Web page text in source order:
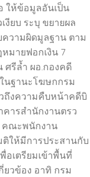
ให้ข้อมูลอันเป็น
งียบ ระบุ ขยายผล
วามผิดมูลฐาน ตาม
มายฟอกเงิน 7
ศรีล้ำ ผอ.กองคดี
นฐานะโฆษกกรม
ถึงความคืบหน้าคดีบิ
ารสำนักงานตรว
คณะพนักงาน
ให้มีการประสานกับ
อเตรียมเข้าพื้นที่
ยวข้อง อาทิ กรม